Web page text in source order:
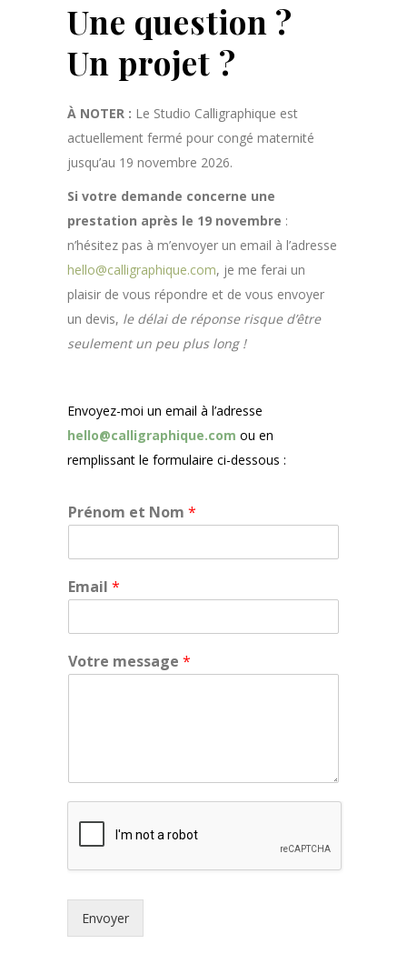
Une question ?
Un projet ?
À NOTER : Le Studio Calligraphique est
actuellement fermé pour congé maternité
jusqu’au 19 novembre 2026.
Si votre demande concerne une
prestation après le 19 novembre :
n’hésitez pas à m’envoyer un email à l’adresse
hello@calligraphique.com, je me ferai un
plaisir de vous répondre et de vous envoyer
un devis, le délai de réponse risque d’être
seulement un peu plus long !
Envoyez-moi un email à l’adresse
hello@calligraphique.com ou en
remplissant le formulaire ci-dessous :
Prénom et Nom *
Email *
Votre message *
Envoyer